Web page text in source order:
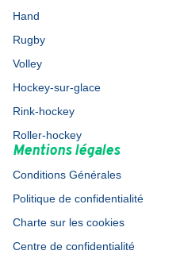
Hand
Rugby
Volley
Hockey-sur-glace
Rink-hockey
Roller-hockey
Mentions légales
Conditions Générales
Politique de confidentialité
Charte sur les cookies
Centre de confidentialité